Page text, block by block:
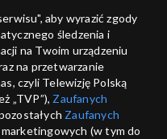
Kino
28.10.2012
aby wyrazić zgody
śledzenia i
na Twoim urządzeniu
na przetwarzanie
czyli Telewizję Polską
„TVP”), Zaufanych
Zaufanych
marketingowych (w tym do